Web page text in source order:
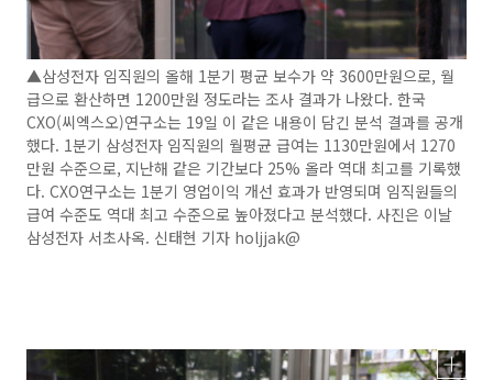
▲삼성전자 임직원의 올해 1분기 평균 보수가 약 3600만원으로, 월
급으로 환산하면 1200만원 정도라는 조사 결과가 나왔다. 한국
CXO(씨엑스오)연구소는 19일 이 같은 내용이 담긴 분석 결과를 공개
했다. 1분기 삼성전자 임직원의 월평균 급여는 1130만원에서 1270
만원 수준으로, 지난해 같은 기간보다 25% 올라 역대 최고를 기록했
다. CXO연구소는 1분기 영업이익 개선 효과가 반영되며 임직원들의
급여 수준도 역대 최고 수준으로 높아졌다고 분석했다. 사진은 이날
삼성전자 서초사옥. 신태현 기자 holjjak@